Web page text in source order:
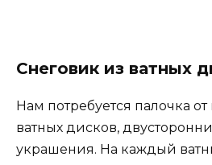
Снеговик из ватных
Нам потребуется палочка
ватных дисков,
украшения. На каждый